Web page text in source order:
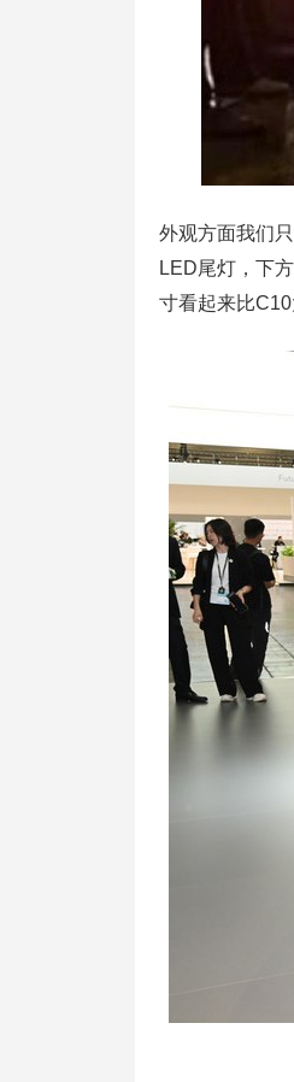
外观方面我们
LED尾灯，下
寸看起来比